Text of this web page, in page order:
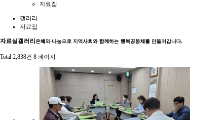
자료집
갤러리
자료집
자료실갤러리 은혜와 나눔으로 지역사회와 함께하는 행복공동체를 만들어갑니다.
Total 2,838건 8 페이지